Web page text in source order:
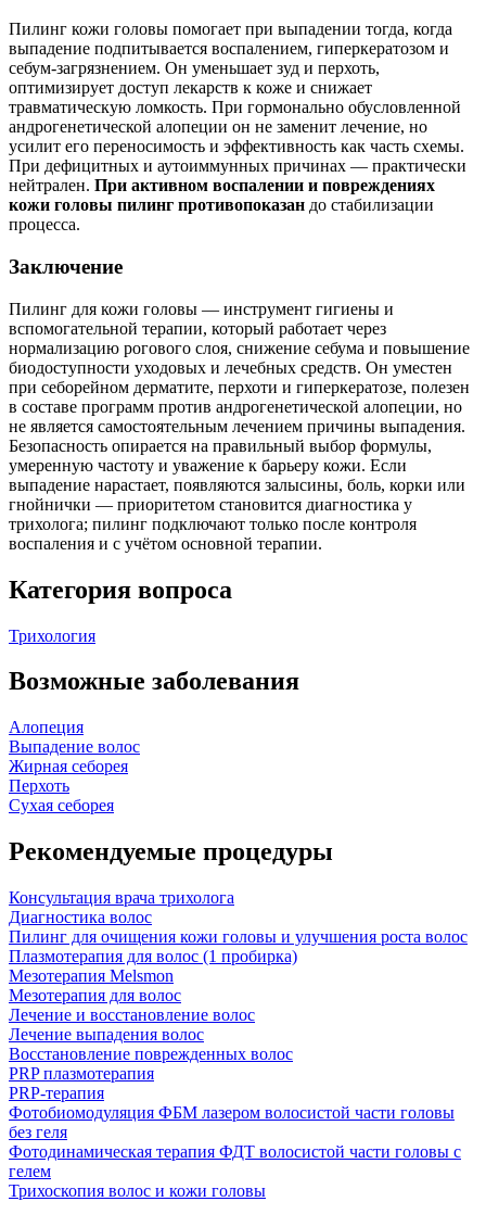
Пилинг кожи головы помогает при выпадении тогда, когда
выпадение подпитывается воспалением, гиперкератозом и
себум‑загрязнением. Он уменьшает зуд и перхоть,
оптимизирует доступ лекарств к коже и снижает
травматическую ломкость. При гормонально обусловленной
андрогенетической алопеции он не заменит лечение, но
усилит его переносимость и эффективность как часть схемы.
При дефицитных и аутоиммунных причинах — практически
нейтрален. При активном воспалении и повреждениях
кожи головы пилинг противопоказан до стабилизации
процесса.
Заключение
Пилинг для кожи головы — инструмент гигиены и
вспомогательной терапии, который работает через
нормализацию рогового слоя, снижение себума и повышение
биодоступности уходовых и лечебных средств. Он уместен
при себорейном дерматите, перхоти и гиперкератозе, полезен
в составе программ против андрогенетической алопеции, но
не является самостоятельным лечением причины выпадения.
Безопасность опирается на правильный выбор формулы,
умеренную частоту и уважение к барьеру кожи. Если
выпадение нарастает, появляются залысины, боль, корки или
гнойнички — приоритетом становится диагностика у
трихолога; пилинг подключают только после контроля
воспаления и с учётом основной терапии.
Категория вопроса
Трихология
Возможные заболевания
Алопеция
Выпадение волос
Жирная себорея
Перхоть
Сухая себорея
Рекомендуемые процедуры
Консультация врача трихолога
Диагностика волос
Пилинг для очищения кожи головы и улучшения роста волос
Плазмотерапия для волос (1 пробирка)
Мезотерапия Melsmon
Мезотерапия для волос
Лечение и восстановление волос
Лечение выпадения волос
Восстановление поврежденных волос
PRP плазмотерапия
PRP-терапия
Фотобиомодуляция ФБМ лазером волосистой части головы
без геля
Фотодинамическая терапия ФДТ волосистой части головы с
гелем
Трихоскопия волос и кожи головы